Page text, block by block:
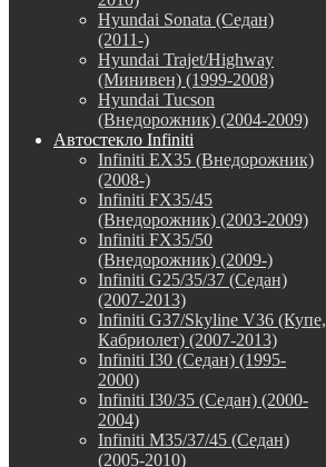
Hyundai Sonata (Седан)
(2011-)
Hyundai Trajet/Highway
(Минивен) (1999-2008)
Hyundai Tucson
(Внедорожник) (2004-2009)
Автостекло Infiniti
Infiniti EX35 (Внедорожник)
(2008-)
Infiniti FX35/45
(Внедорожник) (2003-2009)
Infiniti FX35/50
(Внедорожник) (2009-)
Infiniti G25/35/37 (Седан)
(2007-2013)
Infiniti G37/Skyline V36 (Купе,
Кабриолет) (2007-2013)
Infiniti I30 (Седан) (1995-
2000)
Infiniti I30/35 (Седан) (2000-
2004)
Infiniti M35/37/45 (Седан)
(2005-2010)